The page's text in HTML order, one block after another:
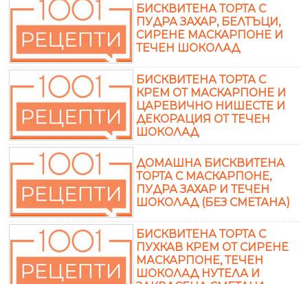
БИСКВИТЕНА ТОРТА С
ПУДРА ЗАХАР, БЕЛТЪЦИ,
СИРЕНЕ МАСКАРПОНЕ И
ТЕЧЕН ШОКОЛАД
БИСКВИТЕНА ТОРТА С
КРЕМ ОТ МАСКАРПОНЕ И
ЦАРЕВИЧНО НИШЕСТЕ И
ДЕКОРАЦИЯ ОТ ТЕЧЕН
ШОКОЛАД
ДОМАШНА БИСКВИТЕНА
ТОРТА С МАСКАРПОНЕ,
ПУДРА ЗАХАР И ТЕЧЕН
ШОКОЛАД (БЕЗ СМЕТАНА)
БИСКВИТЕНА ТОРТА С
ПУХКАВ КРЕМ ОТ СИРЕНЕ
МАСКАРПОНЕ, ТЕЧЕН
ШОКОЛАД НУТЕЛА И